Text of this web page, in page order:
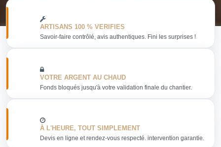
ARTISANS 100 % VERIFIES
Savoir-faire contrôlé, avis authentiques. Fini les surprises !
VOTRE ARGENT AU CHAUD
Fonds bloqués jusqu'à votre validation finale du chantier.
À L'HEURE, TOUT SIMPLEMENT
Devis en ligne et rendez-vous respecté. intervention garantie.